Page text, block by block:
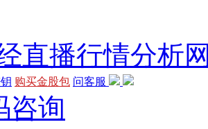
购买金股包 问客服
咨询